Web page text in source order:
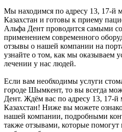
Мы находимся по адресу 13, 17-й
Казахстан и готовы к приему
Альфа Дент проводится самыми
применением современного
отзывы о нашей компании на
узнайте о том, как мы оказываем
лечении у нас людей.
Если вам необходимы услуги
городе Шымкент, то вы всегда
Дент. Ждём вас по адресу 13, 17-
Казахстан! Ниже вы можете
нашей компании, подробными
также отзывами, которые помогут